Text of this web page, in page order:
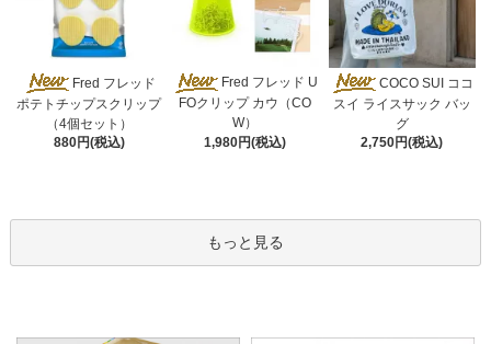
Fred フレッド
ポテトチップスクリップ
（4個セット）
880円(税込)
Fred フレッド U
FOクリップ カウ（CO
W）
1,980円(税込)
COCO SUI ココ
スイ ライスサック バッ
グ
2,750円(税込)
もっと見る